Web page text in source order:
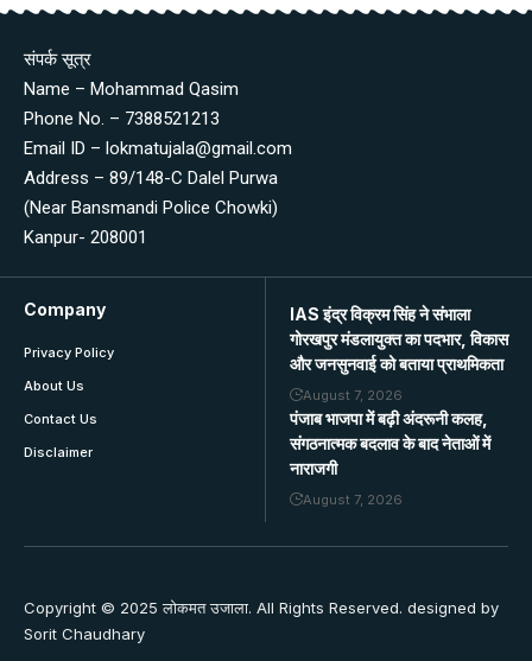
संपर्क सूत्र
Name – Mohammad Qasim
Phone No. – 7388521213
Email ID – lokmatujala@gmail.com
Address – 89/148-C Dalel Purwa
(Near Bansmandi Police Chowki)
Kanpur- 208001
Company
Privacy Policy
About Us
Contact Us
Disclaimer
IAS इंद्र विक्रम सिंह ने संभाला
गोरखपुर मंडलायुक्त का पदभार, विकास
और जनसुनवाई को बताया प्राथमिकता
August 7, 2026
पंजाब भाजपा में बढ़ी अंदरूनी कलह,
संगठनात्मक बदलाव के बाद नेताओं में
नाराजगी
August 7, 2026
Copyright © 2025 लोकमत उजाला. All Rights Reserved. designed by
Sorit Chaudhary